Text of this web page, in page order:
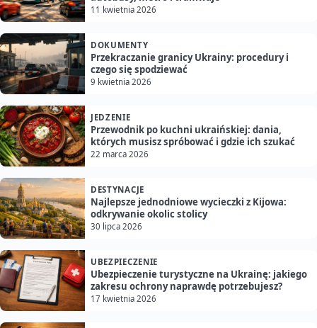
11 kwietnia 2026
DOKUMENTY
Przekraczanie granicy Ukrainy: procedury i
czego się spodziewać
9 kwietnia 2026
JEDZENIE
Przewodnik po kuchni ukraińskiej: dania,
których musisz spróbować i gdzie ich szukać
22 marca 2026
DESTYNACJE
Najlepsze jednodniowe wycieczki z Kijowa:
odkrywanie okolic stolicy
30 lipca 2026
UBEZPIECZENIE
Ubezpieczenie turystyczne na Ukrainę: jakiego
zakresu ochrony naprawdę potrzebujesz?
17 kwietnia 2026